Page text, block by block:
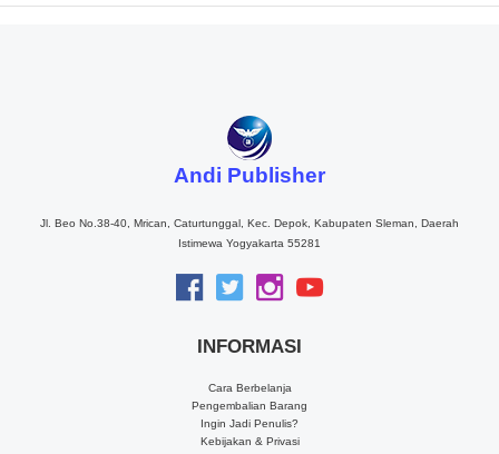
Andi Publisher
Jl. Beo No.38-40, Mrican, Caturtunggal, Kec. Depok, Kabupaten Sleman, Daerah
Istimewa Yogyakarta 55281
INFORMASI
Cara Berbelanja
Pengembalian Barang
Ingin Jadi Penulis?
Kebijakan & Privasi